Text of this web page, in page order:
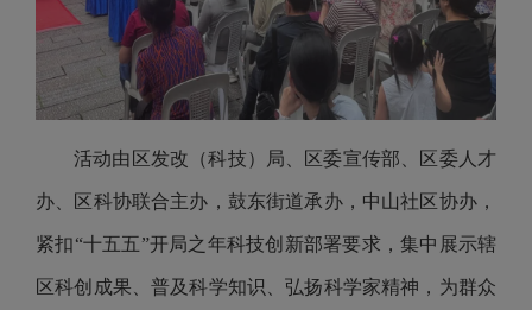
活动由区发改（科技）局、区委宣传部、区委人才
办、区科协联合主办，鼓东街道承办，中山社区协办，
紧扣“十五五”开局之年科技创新部署要求，集中展示辖
区科创成果、普及科学知识、弘扬科学家精神，为群众